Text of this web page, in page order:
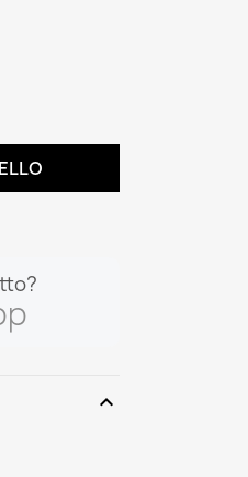
expand_more